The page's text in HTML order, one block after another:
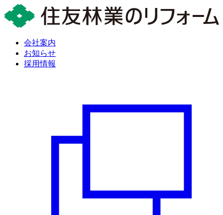
会社案内
お知らせ
採用情報